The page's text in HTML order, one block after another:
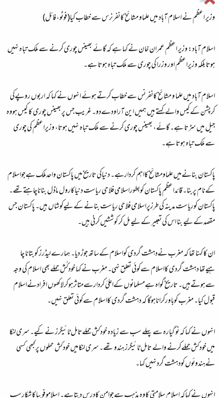
وزیر اعظم نے اسلام آباد میں علماو مشائخ کانفرنرس سے خطاب کیا(فوٹو، فائل)
اسلام آباد:وزیر اعظم عمران خان نے کہا ہے کہ گائے بھینس چوری کرنے سے ملک تباہ نہیں
ہوتا بلکہ وزیراعظم اور وزرا کی چوری سے ملک تباہ ہوتا ہے۔
اسلام آباد میں علما و مشائخ کانفرنس سے خطاب کرتے ہوئے انہوں نے کہا کہ اربوں روپےکی
کرپشن کےکیس والےکہتے ہیں ہمیں این آراودےدو۔ غریب جس پربھینس چوری کا کیس ہووہ
جیل میں سڑتا ہے۔ گائے، بھینس چوری کرنے سے ملک تباہ نہیں ہوتا، وزیراعظم کی چوری
سے ملک تباہ ہوتا ہے۔
پاکستان بنانےمیں علماومشائخ کااہم کردارہے۔ دنیاکی تاریخ میں پاکستان واحدملک ہےجواسلام
کےنام پربنا۔ قائداعظم پاکستان کوبطوراسلامی فلاحی ریاست دنیاکارول ماڈل بناناچاہتےتھے۔
پاکستان کوریاست مدینہ کی طرزپراسلامی فلاحی ریاست بنانے کے لیےکوشاں ہیں۔ پاکستان جس
مقصدکے لیے بنا اس کی تعبیر کے لیے مل کر کوششیں کرنی ہیں۔
ان کا کہنا تھا کہ مغرب نےدہشت گردی کواسلام کےساتھ جوڑ دیا۔ ہمارے لیڈرز کوبتانا چا
ہیےتھا دہشت گردی کااسلام سےکوئی تعلق نہی۔ مغرب نے کہا خودکُش حملےبھی اسلام کی وجہ
سےہوتےہیں۔ تاریخ گواہ ہےمسلمانوں کےاعلیٰ کردارسےمتاثرہوکرلاکھوں افرادنےاسلام
قبول کیا۔ مغرب کوباورکراناہوگا کہ دہشت گردی کااسلام سےکوئی تعلق نہیں۔
انہوں نے کہا کہ نو گیارہ سے پہلے سب سے زیادہ خودکش حملےتامل ٹائیگرز نے کیے۔ سری لنکا
میں خودکش حملےکرنے والے تامل ٹائیگرز ہندو تھے۔ سری لنکامیں خودکش حملوں پرکبھی کسی
نےہندوئوں کودہشت گردنہیں کہا۔